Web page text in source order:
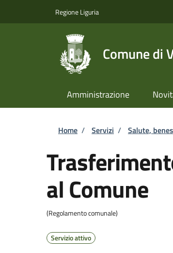
Regione Liguria
Comune di
Amministrazione
Briciole di
Home / Servizi / Salute,
al Comune
(Regolamento comunale)
Servizio attivo